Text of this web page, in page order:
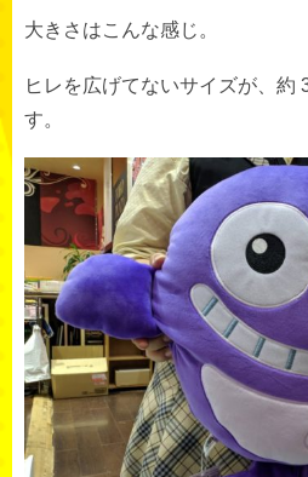
大きさはこんな感じ。
ヒレを広げてないサイズが、約
す。